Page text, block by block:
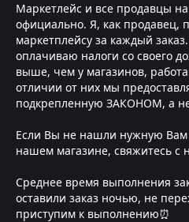
Маркетлейс и все продавцы
официально. Я, как продавец,
маркетплейсу за каждый
оплачиваю налоги со своего
выше, чем у магазинов,
отличии от них мы
подкрепленную ЗАКОНОМ, а
Если Вы не нашли нужную Вам
нашем магазине, свяжитесь с
Среднее время выполнения
оставили заказ ночью, не
приступим к выполнению⏰